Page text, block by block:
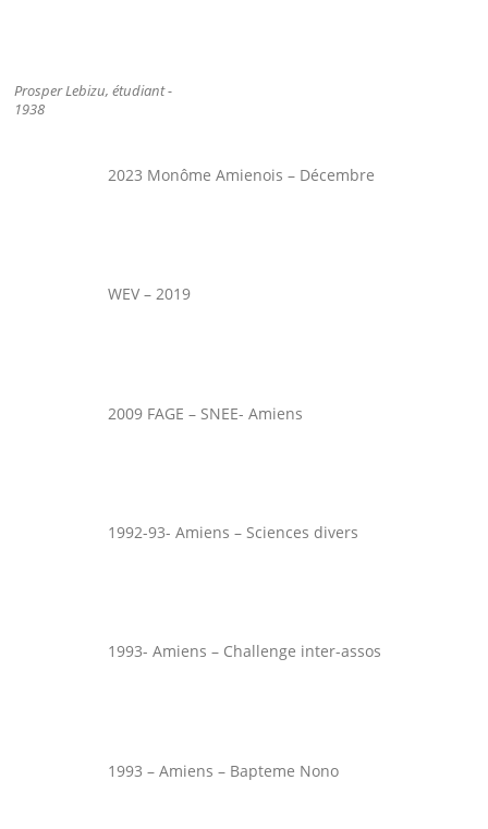
Prosper Lebizu, étudiant -
1938
2023 Monôme Amienois – Décembre
WEV – 2019
2009 FAGE – SNEE- Amiens
1992-93- Amiens – Sciences divers
1993- Amiens – Challenge inter-assos
1993 – Amiens – Bapteme Nono